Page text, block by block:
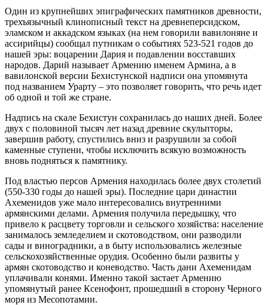
Один из крупнейших эпиграфических памятников древности,
трехъязычный клинописный текст на древнеперсидском,
эламском и аккадском языках (на нем говорили вавилоняне и
ассирийцы) сообщал путникам о событиях 523-521 годов до
нашей эры: воцарении Дария и подавлении восставших
народов. Дарий называет Армению именем Армина, а в
вавилонской версии Бехистунской надписи она упомянута
под названием Урарту – это позволяет говорить, что речь идет
об одной и той же стране.
Надпись на скале Бехистун сохранилась до наших дней. Более
двух с половиной тысяч лет назад древние скульпторы,
завершив работу, спустились вниз и разрушили за собой
каменные ступени, чтобы исключить всякую возможность
вновь подняться к памятнику.
Под властью персов Армения находилась более двух столетий
(550-330 годы до нашей эры). Последние цари династии
Ахеменидов уже мало интересовались внутренними
армянскими делами. Армения получила передышку, что
привело к расцвету торговли и сельского хозяйства: население
занималось земледелием и скотоводством, они разводили
сады и виноградники, а в быту использовались железные
сельскохозяйственные орудия. Особенно были развиты у
армян скотоводство и коневодство. Часть дани Ахеменидам
уплачивали конями. Именно такой застает Армению
упомянутый ранее Ксенофонт, прошедший в сторону Черного
моря из Месопотамии.